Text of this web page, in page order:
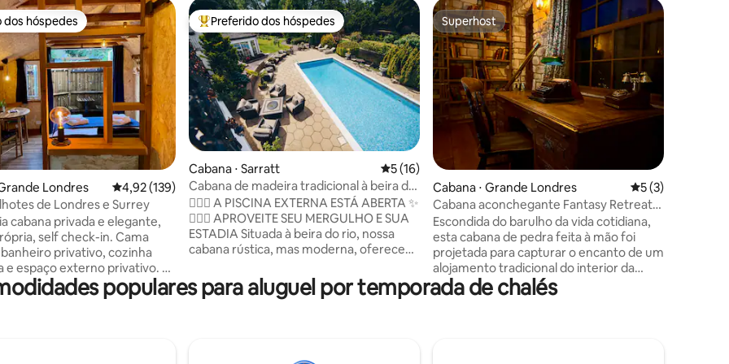
de 5, 227 avaliações
dos hóspedes
dos hóspedes
Londres 4,92 de uma avaliação média de 5, 139 avaliações
4,92 (139)
de Londres e Surrey
cabana privada e elegante,
self check-in. Cama
privativo, cozinha
e espaço externo privativo. 8
de 2 estações no centro de
25 minutos,
Entre os melhores preferidos dos hóspedes
Preferido dos hóspedes
Cabana ⋅ Sarratt 5 de uma avaliação média de 5, 16 avaliações
5 (16)
Cabana de madeira tradicional à beira do
rio
🏊‍♂️✨ A PISCINA EXTERNA ESTÁ ABERTA ✨
🏊‍♀️🌞 APROVEITE SEU MERGULHO E SUA
ESTADIA Situada à beira do rio, nossa
cabana rústica, mas moderna, oferece
direções. Acorde com um ambiente
cênico e vistas tranquilas que
aconchegante com toques modernos
Superhost
Superhost
Cabana ⋅ Grande Londres 5 de uma
5 (3)
Cabana aconchegante Fantasy Retreat
com lareira e cinema
Escondida do barulho da vida cotidiana,
esta cabana de pedra feita à mão foi
projetada para capturar o encanto de um
alojamento tradicional do interior da
Inglaterra. Cada detalhe foi
cuidadosamente escolhido — desde as
populares para aluguel por temporada de chalés